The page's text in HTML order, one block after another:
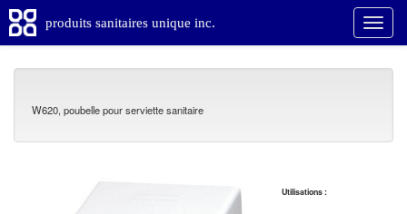
produits sanitaires unique inc.
W620, poubelle pour serviette sanitaire
Utilisations :